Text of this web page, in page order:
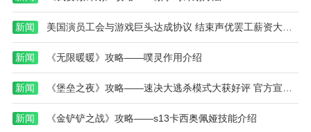
特别是在组排模式下，很多队伍的玩家都在窝在一
起，在有一些对峙的场面中，使用手雷就算不能完成击
杀，也可以造成一个aoe的伤害，这对于自己或者是队
友进行补枪输出都是比较有利的。未来之役游戏中在拉
环的时候可以看到爆炸倒计时，要把握好时间，尽量让
手雷在落地的一瞬间爆炸。
反过来说，在知晓敌人的大概位置后，烟雾弹不仅
新闻 美国演员工会与游戏巨头达成协议 结束声优罢工薪资大涨！
新闻 《无限暖暖》攻略——噗灵作用介绍
新闻
新闻 《金铲铲之战》攻略——s13卡西奥佩娅技能介绍